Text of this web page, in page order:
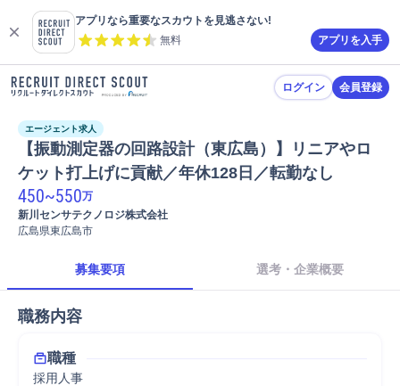
アプリなら重要なスカウトを見逃さない!
無料
アプリを入手
ログイン 会員登録
エージェント求人
【振動測定器の回路設計（東広島）】リニアやロ
ケット打上げに貢献／年休128日／転勤なし
450~550万
新川センサテクノロジ株式会社
広島県東広島市
募集要項 選考・企業概要
職務内容
職種
採用人事